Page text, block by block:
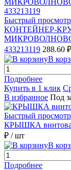
Быстрый просмотр
КОНТЕЙНЕР-
433213119 288.60 ₽
В
Подробнее
Купить в 1 клик
В избранное Под
Быстрый просмотр
КРЫШКА
₽ / шт
В
Подробнее